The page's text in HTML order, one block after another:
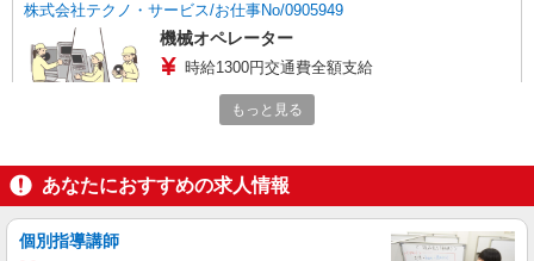
株式会社テクノ・サービス/お仕事No/0905949
機械オペレーター
時給1300円交通費全額支給
大阪府堺市美原区 ＊車・バイク通勤OK
派遣社員
株式会社ケイエムシー
もっと見る
あなたにおすすめの求人情報
個別指導講師